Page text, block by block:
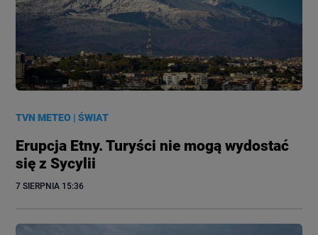
TVN METEO |ŚWIAT
Erupcja Etny. Turyści nie mogą wydostać
się z Sycylii
7 SIERPNIA 15:36